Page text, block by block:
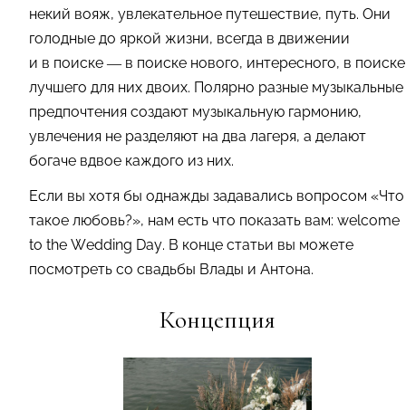
некий вояж, увлекательное путешествие, путь. Они
голодные до яркой жизни, всегда в движении
и в поиске — в поиске нового, интересного, в поиске
лучшего для них двоих. Полярно разные музыкальные
предпочтения создают музыкальную гармонию,
увлечения не разделяют на два лагеря, а делают
богаче вдвое каждого из них.
Если вы хотя бы однажды задавались вопросом «Что
такое любовь?», нам есть что показать вам: welcome
to the Wedding Day. В конце статьи вы можете
посмотреть со свадьбы Влады и Антона.
Концепция